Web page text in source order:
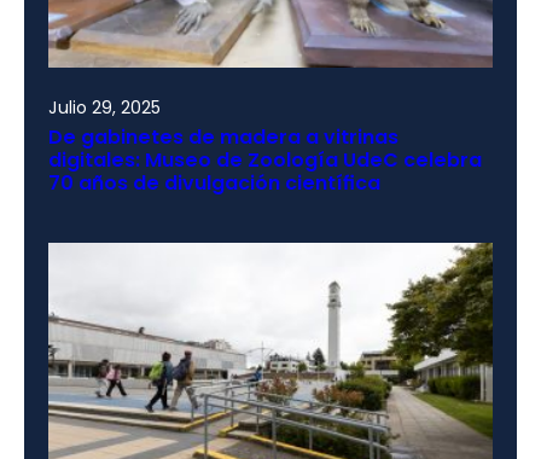
Julio 29, 2025
De gabinetes de madera a vitrinas
digitales: Museo de Zoología UdeC celebra
70 años de divulgación científica